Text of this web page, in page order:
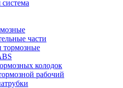
части
колодок
рабочий